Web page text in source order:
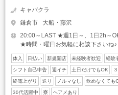
キャバクラ
鎌倉市
大船・藤沢
20:00～LAST ★週1日～、1日2h～
★時間・曜日お気軽に相談下さいね♪
体入 日払い 新規開店 未経験者歓迎 経験
シフト自己申告 週イチ 土日だけでもOK
終電上がり 送り ノルマなし 飲めなくても
30代活躍中 寮 ヘアメあり